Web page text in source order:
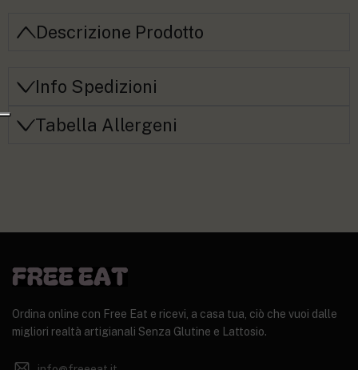
Descrizione Prodotto
Info Spedizioni
Tabella Allergeni
Ordina online con Free Eat e ricevi, a casa tua, ciò che vuoi dalle
migliori realtà artigianali Senza Glutine e Lattosio.